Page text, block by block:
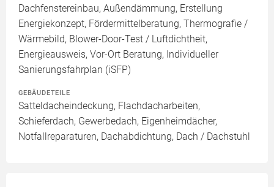
Dachfenstereinbau, Außendämmung, Erstellung
Energiekonzept, Fördermittelberatung, Thermografie /
Wärmebild, Blower-Door-Test / Luftdichtheit,
Energieausweis, Vor-Ort Beratung, Individueller
Sanierungsfahrplan (iSFP)
GEBÄUDETEILE
Satteldacheindeckung, Flachdacharbeiten,
Schieferdach, Gewerbedach, Eigenheimdächer,
Notfallreparaturen, Dachabdichtung, Dach / Dachstuhl